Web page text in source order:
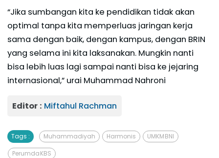
“Jika sumbangan kita ke pendidikan tidak akan
optimal tanpa kita memperluas jaringan kerja
sama dengan baik, dengan kampus, dengan BRIN
yang selama ini kita laksanakan. Mungkin nanti
bisa lebih luas lagi sampai nanti bisa ke jejaring
internasional,” urai Muhammad Nahroni
Editor : Miftahul Rachman
Tags : Muhammadiyah Harmonis UMKM BNI
Perumda KBS